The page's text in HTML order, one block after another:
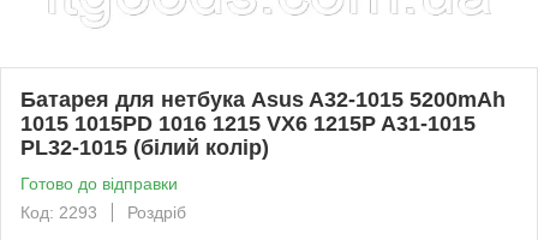
Батарея для нетбука Asus A32-1015 5200mAh
1015 1015PD 1016 1215 VX6 1215P A31-1015
PL32-1015 (білий колір)
Готово до відправки
Код: 2293
Роздріб